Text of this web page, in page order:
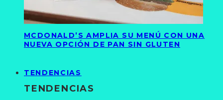
MCDONALD’S AMPLIA SU MENÚ CON UNA
NUEVA OPCIÓN DE PAN SIN GLUTEN
TENDENCIAS
TENDENCIAS